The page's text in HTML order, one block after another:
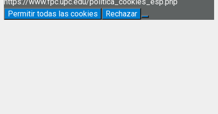
https://www.fpc.upc.edu/politica_cookies_esp.php
Permitir todas las cookies
Rechazar